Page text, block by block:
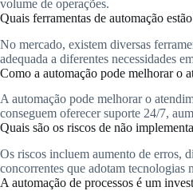
volume de operações.
Quais ferramentas de automação
No mercado, existem diversas
adequada a diferentes necessidades
Como a automação pode melhorar o
A automação pode melhorar o
conseguem oferecer suporte 24/7,
Quais são os riscos de não
Os riscos incluem aumento de erros,
concorrentes que adotam tecnologias
A automação de processos é um